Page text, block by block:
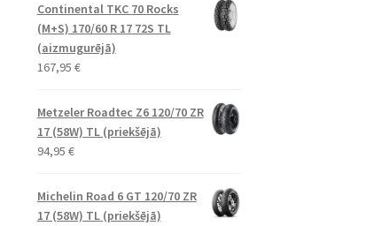
Continental TKC 70 Rocks
(M+S) 170/60 R 17 72S TL
(aizmugurējā)
167,95 €
Metzeler Roadtec Z6 120/70 ZR
17 (58W) TL (priekšējā)
94,95 €
Michelin Road 6 GT 120/70 ZR
17 (58W) TL (priekšējā)